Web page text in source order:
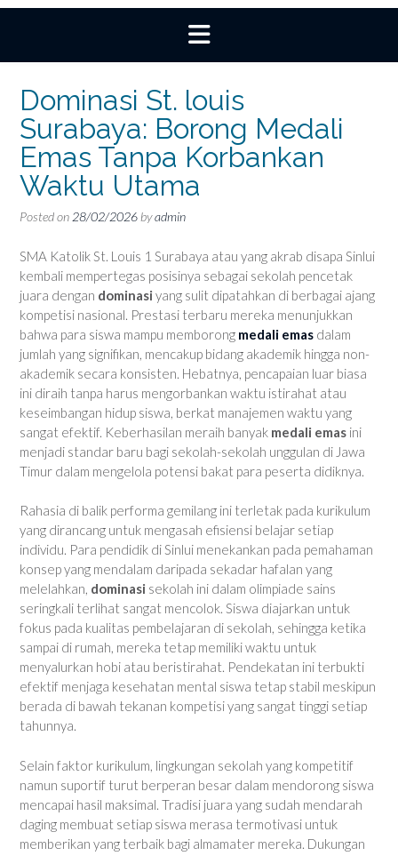
Dominasi St. louis
Surabaya: Borong Medali
Emas Tanpa Korbankan
Waktu Utama
Posted on 28/02/2026 byadmin
SMA Katolik St. Louis 1 Surabaya atau yang akrab disapa Sinlui
kembali mempertegas posisinya sebagai sekolah pencetak
juara dengan dominasi yang sulit dipatahkan di berbagai ajang
kompetisi nasional. Prestasi terbaru mereka menunjukkan
bahwa para siswa mampu memborong medali emas dalam
jumlah yang signifikan, mencakup bidang akademik hingga non-
akademik secara konsisten. Hebatnya, pencapaian luar biasa
ini diraih tanpa harus mengorbankan waktu istirahat atau
keseimbangan hidup siswa, berkat manajemen waktu yang
sangat efektif. Keberhasilan meraih banyak medali emas ini
menjadi standar baru bagi sekolah-sekolah unggulan di Jawa
Timur dalam mengelola potensi bakat para peserta didiknya.
Rahasia di balik performa gemilang ini terletak pada kurikulum
yang dirancang untuk mengasah efisiensi belajar setiap
individu. Para pendidik di Sinlui menekankan pada pemahaman
konsep yang mendalam daripada sekadar hafalan yang
melelahkan, dominasi sekolah ini dalam olimpiade sains
seringkali terlihat sangat mencolok. Siswa diajarkan untuk
fokus pada kualitas pembelajaran di sekolah, sehingga ketika
sampai di rumah, mereka tetap memiliki waktu untuk
menyalurkan hobi atau beristirahat. Pendekatan ini terbukti
efektif menjaga kesehatan mental siswa tetap stabil meskipun
berada di bawah tekanan kompetisi yang sangat tinggi setiap
tahunnya.
Selain faktor kurikulum, lingkungan sekolah yang kompetitif
namun suportif turut berperan besar dalam mendorong siswa
mencapai hasil maksimal. Tradisi juara yang sudah mendarah
daging membuat setiap siswa merasa termotivasi untuk
memberikan yang terbaik bagi almamater mereka. Dukungan